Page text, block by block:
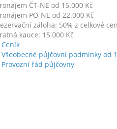
ČT-NE od 15.000 Kč
PO-NE od 22.000 Kč
záloha: 50% z celkové
kauce: 15.000 Kč
Ceník
Všeobecné půjčovní podmínky od
Provozní řád půjčovny